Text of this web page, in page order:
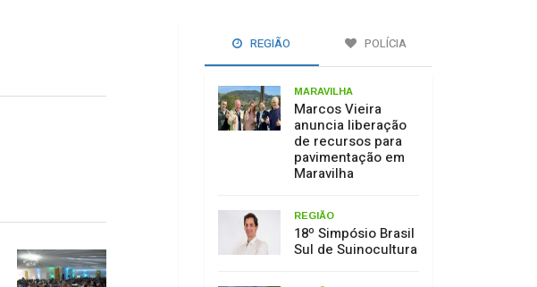
REGIÃO POLÍCIA
MARAVILHA
Marcos Vieira
anuncia liberação
de recursos para
pavimentação em
Maravilha
REGIÃO
18º Simpósio Brasil
Sul de Suinocultura